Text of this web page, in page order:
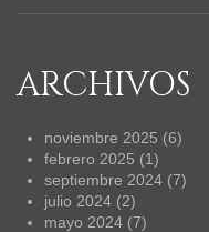
ARCHIVOS
noviembre 2025 (6)
febrero 2025 (1)
septiembre 2024 (7)
julio 2024 (2)
mayo 2024 (7)